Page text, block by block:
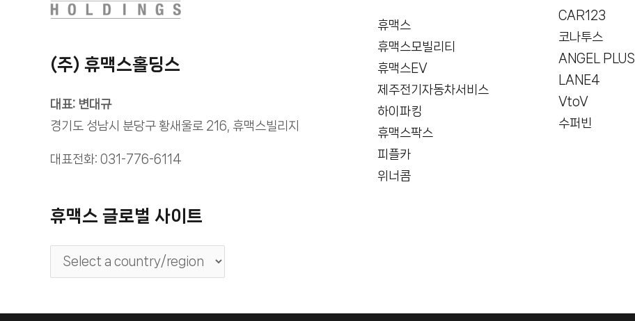
(주) 휴맥스홀딩스
대표: 변대규
경기도 성남시 분당구 황새울로 216, 휴맥스빌리지
대표전화: 031-776-6114
휴맥스 글로벌 사이트
휴맥스
휴맥스모빌리티
휴맥스EV
제주전기자동차서비스
하이파킹
휴맥스팍스
피플카
위너콤
CAR123
코나투스
ANGEL PLUS
LANE4
VtoV
수퍼빈